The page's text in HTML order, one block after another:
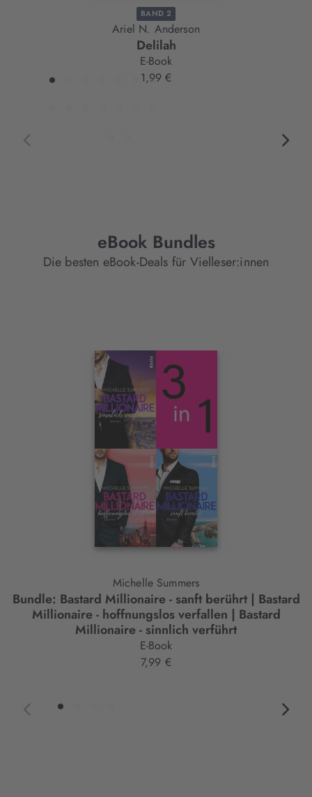
BAND 2
Ariel N. Anderson
Delilah
E-Book
1,99 €
eBook Bundles
Die besten eBook-Deals für Vielleser:innen
Interaktives
Michelle Summers
Bundle: Bastard Millionaire - sanft berührt | Bastard
Millionaire - hoffnungslos verfallen | Bastard
Millionaire - sinnlich verführt
E-Book
7,99 €